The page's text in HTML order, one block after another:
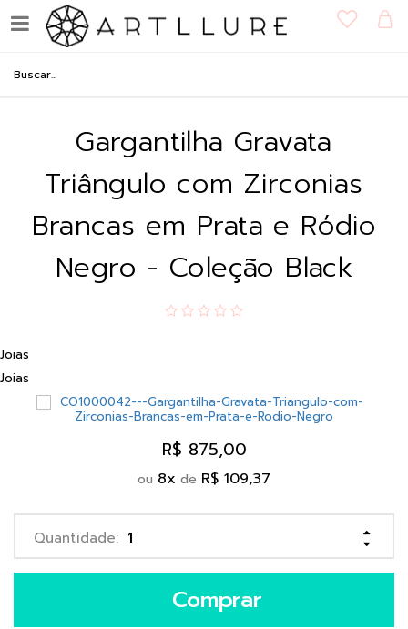
Gargantilha Gravata
Triângulo com Zirconias
Brancas em Prata e Ródio
Negro - Coleção Black
Joias
Joias
R$ 875,00
ou 8x de R$ 109,37
Comprar